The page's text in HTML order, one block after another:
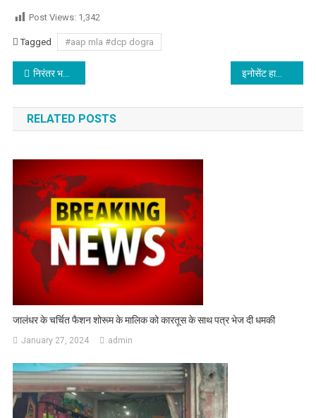
Post Views: 1,342
Tagged #aap mla #dcp dogra
Post navigation
निरंतर भजन, सेवा व सत्संग से भक्ति होती सुदृढ़ : नवजीत भारद्वाज इनोसेंट हार्ट्स के विद्यार्थियों ने जिला स्तरीय मुकाबलों में बटोरे ढेरों पदक
RELATED POSTS
जालंधर के चर्चित फैशन शोरूम के मालिक को कारतूस के साथ पत्र भेज दी धमकी
January 27, 2024 admin